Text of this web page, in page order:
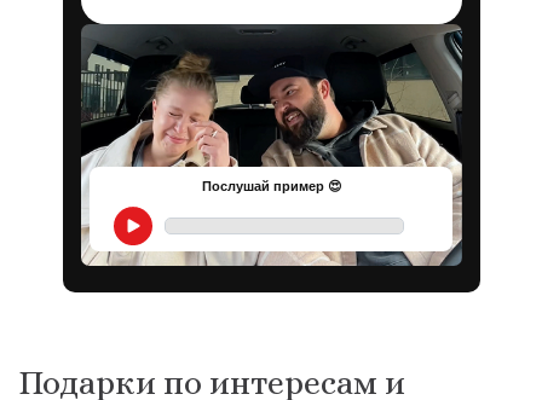
Послушай пример 😍
Подарки по интересам и